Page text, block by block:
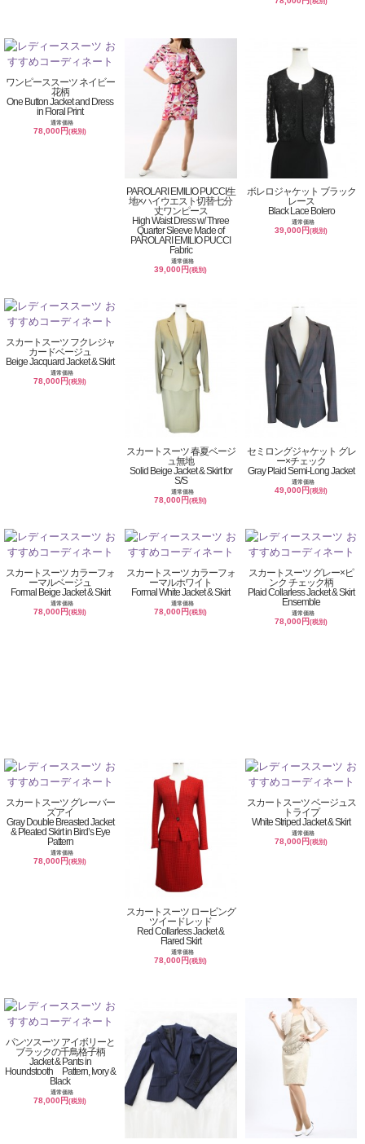
ワンピーススーツ ネイビー
花柄
One Button Jacket and Dress
in Floral Print
通常価格
78,000円(税別)
PAROLARI EMILIO PUCCI生
地×ハイウエスト切替七分
丈ワンピース
High Waist Dress w/ Three
Quarter Sleeve Made of
PAROLARI EMILIO PUCCI
Fabric
通常価格
39,000円(税別)
ボレロジャケット ブラック
レース
Black Lace Bolero
通常価格
39,000円(税別)
スカートスーツ フクレジャ
カードベージュ
Beige Jacquard Jacket & Skirt
通常価格
78,000円(税別)
スカートスーツ 春夏ベージ
ュ無地
Solid Beige Jacket & Skirt for
S/S
通常価格
78,000円(税別)
セミロングジャケット グレ
ー×チェック
Gray Plaid Semi-Long Jacket
通常価格
49,000円(税別)
スカートスーツ カラーフォ
ーマルベージュ
Formal Beige Jacket & Skirt
通常価格
78,000円(税別)
スカートスーツ カラーフォ
ーマルホワイト
Formal White Jacket & Skirt
通常価格
78,000円(税別)
スカートスーツ グレー×ピ
ンク チェック柄
Plaid Collarless Jacket & Skirt
Ensemble
通常価格
78,000円(税別)
スカートスーツ グレーバー
ズアイ
Gray Double Breasted Jacket
& Pleated Skirt in Bird’s Eye
Pattern
通常価格
78,000円(税別)
スカートスーツ ロービング
ツイードレッド
Red Collarless Jacket &
Flared Skirt
通常価格
78,000円(税別)
スカートスーツ ベージュス
トライプ
White Striped Jacket & Skirt
通常価格
78,000円(税別)
パンツスーツ アイボリーと
ブラックの千鳥格子柄
Jacket & Pants in
Houndstooth Pattern, Ivory &
Black
通常価格
78,000円(税別)